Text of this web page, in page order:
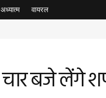
अध्यात्म वायरल
चार बजे लेंगे